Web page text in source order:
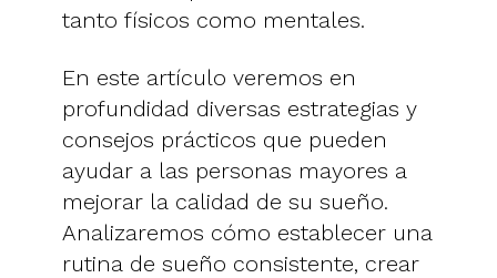
tanto físicos como mentales.
En este artículo veremos en
profundidad diversas estrategias y
consejos prácticos que pueden
ayudar a las personas mayores a
mejorar la calidad de su sueño.
Analizaremos cómo establecer una
rutina de sueño consistente, crear